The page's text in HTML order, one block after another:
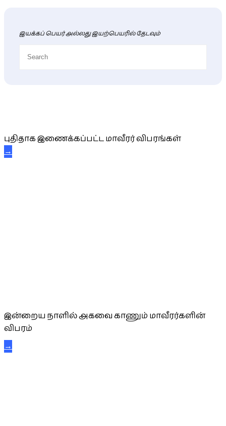
இயக்கப் பெயர் அல்லது இயற்பெயரில் தேடவும்
புதிதாக இணைக்கப்பட்ட மாவீரர் விபரங்கள்
→
இன்றைய நாளில் அகவை காணும் மாவீரர்களின்
விபரம்
→